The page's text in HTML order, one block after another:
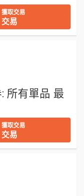
獲取交易
交易
所有單品 最
獲取交易
交易